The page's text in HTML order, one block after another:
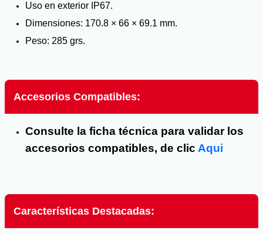
Uso en exterior IP67.
Dimensiones: 170.8 × 66 × 69.1 mm.
Peso: 285 grs.
Accesorios Compatibles:
Consulte la ficha técnica para validar los
accesorios compatibles, de clic Aqui
Características Destacadas: